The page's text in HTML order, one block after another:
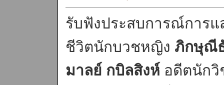
รับฟังประสบการณ์การ
ชีวิตนักบวชหญิง ภิกษุณี
มาลย์ กบิลสิงห์ อดีตนักวิ